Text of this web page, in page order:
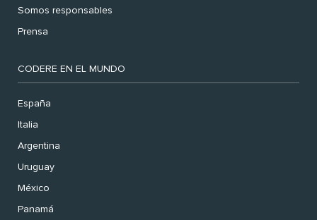
Somos responsables
Prensa
CODERE EN EL MUNDO
España
Italia
Argentina
Uruguay
México
Panamá